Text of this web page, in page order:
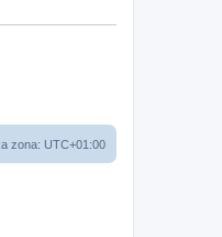
zona: UTC+01:00